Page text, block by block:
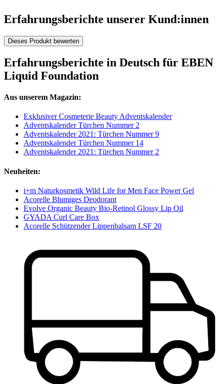
Erfahrungsberichte unserer Kund:innen
Dieses Produkt bewerten
Erfahrungsberichte in Deutsch für EBEN
Liquid Foundation
Aus unserem Magazin:
Exklusiver Cosmeterie Beauty Adventskalender
Adventskalender Türchen Nummer 2
Adventskalender 2021: Türchen Nummer 9
Adventskalender Türchen Nummer 14
Adventskalender 2021: Türchen Nummer 2
Neuheiten:
i+m Naturkosmetik Wild Life for Men Face Power Gel
Acorelle Blumiges Deodorant
Evolve Organic Beauty Bio-Retinol Glossy Lip Oil
GYADA Curl Care Box
Acorelle Schützender Lippenbalsam LSF 20